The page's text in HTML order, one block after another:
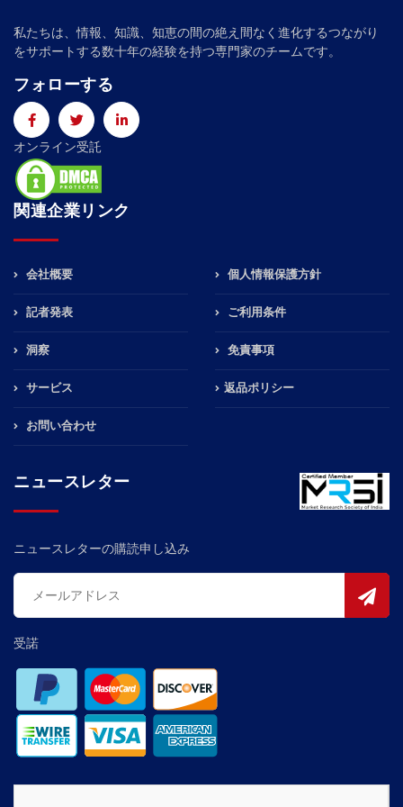
私たちは、情報、知識、知恵の間の絶え間なく進化するつながり
をサポートする数十年の経験を持つ専門家のチームです。
フォローする
オンライン受託
関連企業リンク
会社概要
記者発表
洞察
サービス
お問い合わせ
個人情報保護方針
ご利用条件
免責事項
返品ポリシー
ニュースレター
ニュースレターの購読申し込み
受諾